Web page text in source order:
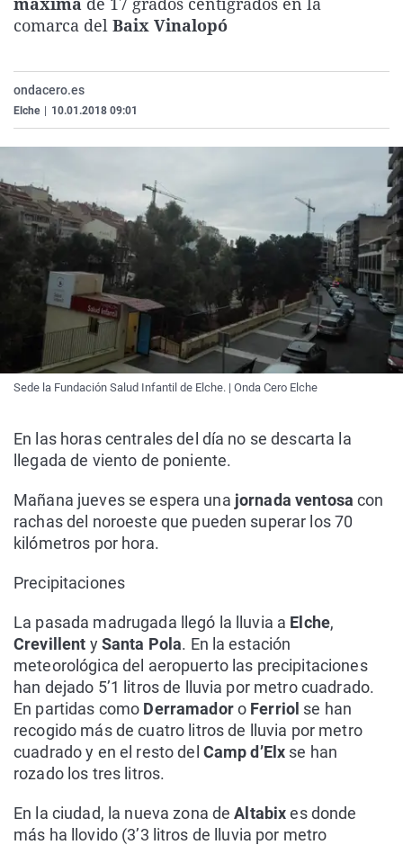
La rosa de los vientos
Como el perro y el
Caso
Equipo de
Extremadura
La Rioja
Virales
Elecciones
comarca del Baix Vinalopó
ondacero.es
Elche 10.01.2018 09:01
Sede la Fundación Salud Infantil de Elche. | Onda Cero Elche
En las horas centrales del día no se descarta la
llegada de viento de poniente.
Mañana jueves se espera una jornada ventosa con
rachas del noroeste que pueden superar los 70
kilómetros por hora.
Precipitaciones
La pasada madrugada llegó la lluvia a Elche,
Crevillent ySanta Pola. En la estación
meteorológica del aeropuerto las precipitaciones
han dejado 5’1 litros de lluvia por metro cuadrado.
En partidas como Derramadoro Ferriol se han
recogido más de cuatro litros de lluvia por metro
cuadrado y en el resto del Camp d’Elx se han
rozado los tres litros.
En la ciudad, la nueva zona deAltabixes donde
más ha llovido (3’3 litros de lluvia por metro